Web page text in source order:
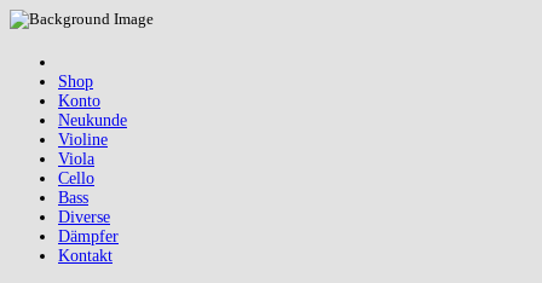
Shop
Konto
Neukunde
Violine
Viola
Cello
Bass
Diverse
Dämpfer
Kontakt